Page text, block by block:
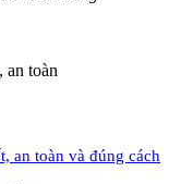
an toàn
an toàn và đúng cách